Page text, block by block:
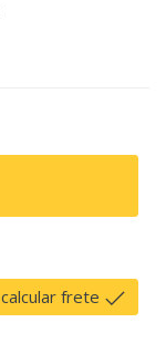
calcular frete